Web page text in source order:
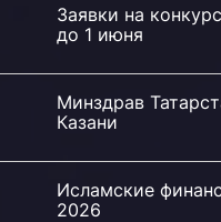
Заявки на
до 1 июня
Минздрав
Казани
Исламские
2026